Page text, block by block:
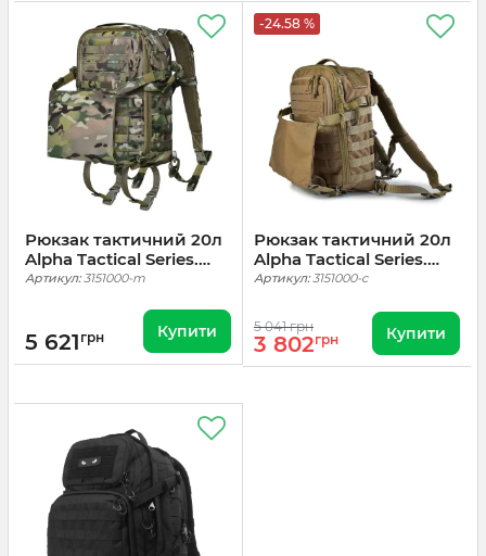
Рюкзак тактичний 20л
Alpha Tactical Series.
Мультикам
Артикул:3151000-m
5 621 грн Купити
-24.58 %
Рюкзак тактичний 20л
Alpha Tactical Series.
Койот
Артикул:3151000-c
5 041 грн
3 802грн Купити